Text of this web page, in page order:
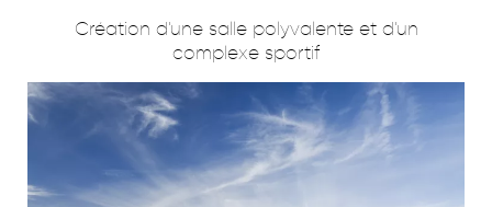
HABITAT INDIVIDUEL
HABITAT COLLECTIF
PATRIMOINE
Création d'une salle polyvalente et d'un
complexe sportif